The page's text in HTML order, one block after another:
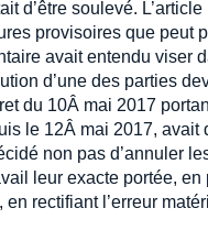
d’être soulevé.
provisoires que peut
avait entendu viser
d’une des parties
du 10Â mai 2017
le 12Â mai 2017, avait
non pas d’annuler
leur exacte portée,
rectifiant l’erreur